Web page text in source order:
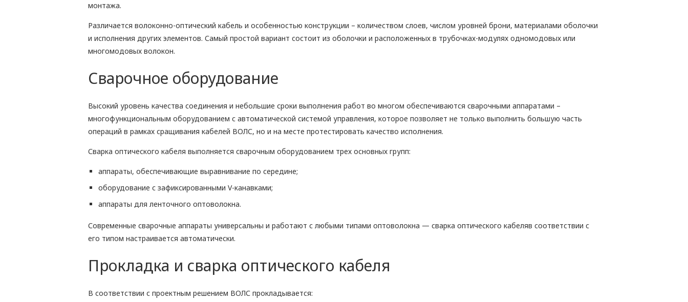
монтажа.
Различается волоконно-оптический кабель и особенностью конструкции – количеством слоев, числом уровней брони, материалами оболочки
и исполнения других элементов. Самый простой вариант состоит из оболочки и расположенных в трубочках-модулях одномодовых или
многомодовых волокон.
Сварочное оборудование
Высокий уровень качества соединения и небольшие сроки выполнения работ во многом обеспечиваются сварочными аппаратами –
многофункциональным оборудованием с автоматической системой управления, которое позволяет не только выполнить большую часть
операций в рамках сращивания кабелей ВОЛС, но и на месте протестировать качество исполнения.
Сварка оптического кабеля выполняется сварочным оборудованием трех основных групп:
аппараты, обеспечивающие выравнивание по середине;
оборудование с зафиксированными V-канавками;
аппараты для ленточного оптоволокна.
Современные сварочные аппараты универсальны и работают с любыми типами оптоволокна — сварка оптического кабеляв соответствии с
его типом настраивается автоматически.
Прокладка и сварка оптического кабеля
В соответствии с проектным решением ВОЛС прокладывается: